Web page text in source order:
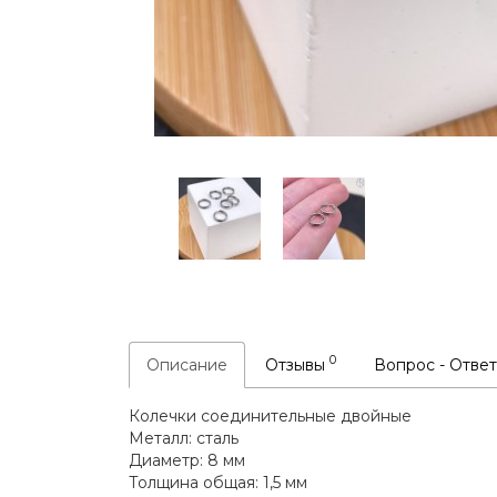
Описание Отзывы 0 Вопрос -
Колечки соединительные двойные
Металл: сталь
Диаметр: 8 мм
Толщина общая: 1,5 мм